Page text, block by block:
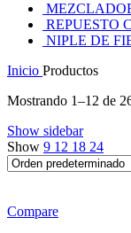
REPUESTO
NIPLE DE
Inicio Productos
Mostrando 1–12 de
Show sidebar
Show 9 12 18 24
Compare